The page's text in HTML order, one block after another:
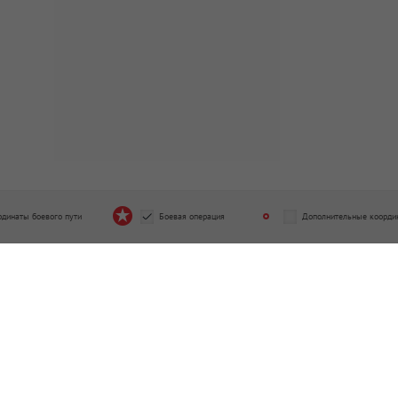
боевого пути Боевая операция Дополнительные